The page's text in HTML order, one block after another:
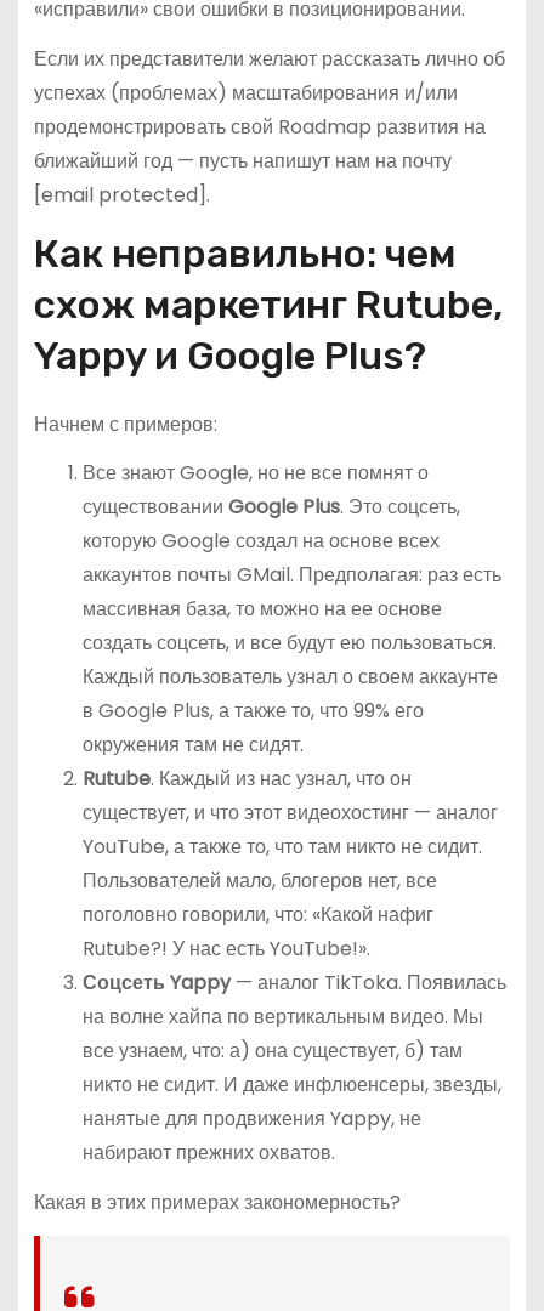
«исправили» свои ошибки в позиционировании.
Если их представители желают рассказать лично об
успехах (проблемах) масштабирования и/или
продемонстрировать свой Roadmap развития на
ближайший год — пусть напишут нам на почту
[email protected].
Как неправильно: чем
схож маркетинг Rutube,
Yappy и Google Plus?
Начнем с примеров:
Все знают Google, но не все помнят о
существовании Google Plus. Это соцсеть,
которую Google создал на основе всех
аккаунтов почты GMail. Предполагая: раз есть
массивная база, то можно на ее основе
создать соцсеть, и все будут ею пользоваться.
Каждый пользователь узнал о своем аккаунте
в Google Plus, а также то, что 99% его
окружения там не сидят.
Rutube. Каждый из нас узнал, что он
существует, и что этот видеохостинг — аналог
YouTube, а также то, что там никто не сидит.
Пользователей мало, блогеров нет, все
поголовно говорили, что: «Какой нафиг
Rutube?! У нас есть YouTube!».
Соцсеть Yappy— аналог TikToka. Появилась
на волне хайпа по вертикальным видео. Мы
все узнаем, что: а) она существует, б) там
никто не сидит. И даже инфлюенсеры, звезды,
нанятые для продвижения Yappy, не
набирают прежних охватов.
Какая в этих примерах закономерность?